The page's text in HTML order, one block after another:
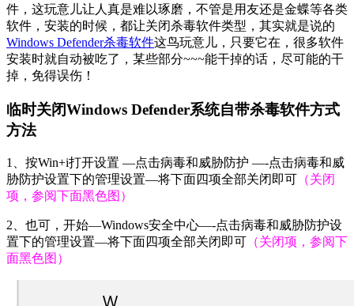
件，这玩意儿让人真是难以琢磨，不管是用友还是金蝶等各类
软件，安装的时候，都让关闭杀毒软件类型，其实就是说的
Windows Defender杀毒软件这鸟玩意儿，只要它在，很多软件
安装时就自动被吃了，某些部分~~~能干掉的话，尽可能的干
掉，免得误伤！
临时关闭Windows Defender系统自带杀毒软件方式
方法
1、按Win+i打开设置 —点击病毒和威胁防护 —-点击病毒和威
胁防护设置下的管理设置—将下面四项全部关闭即可 （关闭
项，参阅下面黑色图）
2、也可，开始—Windows安全中心—-点击病毒和威胁防护设
置下的管理设置—将下面四项全部关闭即可 （关闭项，参阅下
面黑色图）